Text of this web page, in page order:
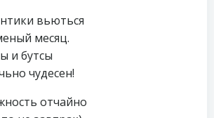
вьються
месяц.
и бутсы
чудесен!
отчайно